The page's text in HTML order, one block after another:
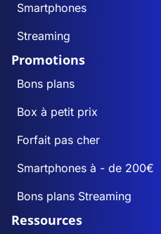
Smartphones
Streaming
Promotions
Bons plans
Box à petit prix
Forfait pas cher
Smartphones à - de 200€
Bons plans Streaming
Ressources